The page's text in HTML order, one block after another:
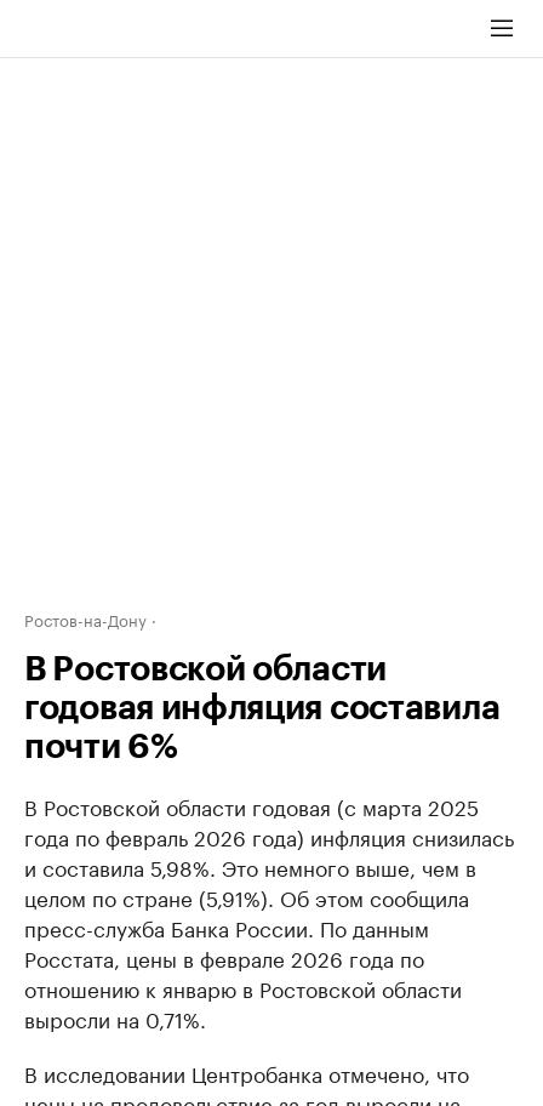
Ростов-на-Дону
В Ростовской области
годовая инфляция составила
почти 6%
В Ростовской области годовая (с марта 2025
года по февраль 2026 года) инфляция снизилась
и составила 5,98%. Это немного выше, чем в
целом по стране (5,91%). Об этом сообщила
пресс-служба Банка России. По данным
Росстата, цены в феврале 2026 года по
отношению к январю в Ростовской области
выросли на 0,71%.
В исследовании Центробанка отмечено, что